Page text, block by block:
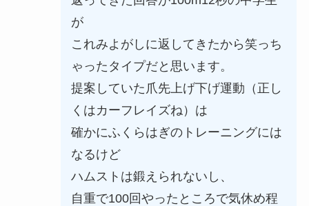
が
これみよがしに返してきたから笑っち
ゃったタイプだと思います。
提案していた爪先上げ下げ運動（正し
くはカーフレイズね）は
確かにふくらはぎのトレーニングには
なるけど
ハムストは鍛えられないし、
自重で100回やったところで気休め程